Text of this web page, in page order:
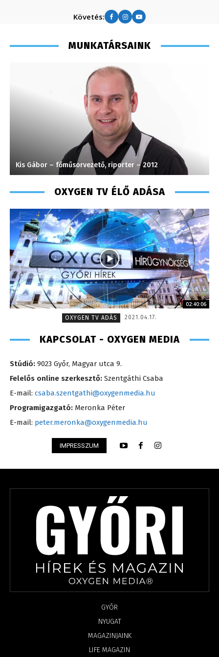
Követés:
MUNKATÁRSAINK
Kis Gábor – főműsorvezető, riporter – 2012
OXYGEN TV ÉLŐ ADÁSA
02:40:06
OXYGEN TV ADÁS
2021.04.17.
KAPCSOLAT - OXYGEN MEDIA
Stúdió: 9023 Győr, Magyar utca 9.
Felelős online szerkesztő: Szentgáthi Csaba
E-mail: csaba.szentgathi@oxygenmedia.hu
Programigazgató: Meronka Péter
E-mail: peter.meronka@oxygenmedia.hu
IMPRESSZUM
GYŐR
NYUGAT
MAGAZINJAINK
LIFE MAGAZIN